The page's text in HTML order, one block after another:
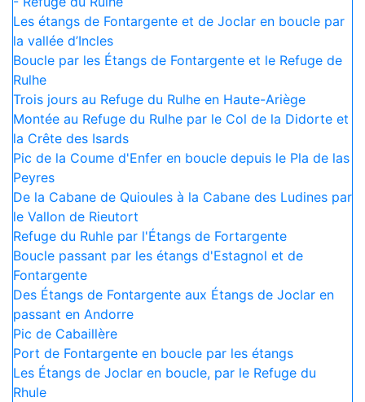
Les étangs de Fontargente et de Joclar en boucle par
la vallée d’Incles
Boucle par les Étangs de Fontargente et le Refuge de
Rulhe
Trois jours au Refuge du Rulhe en Haute-Ariège
Montée au Refuge du Rulhe par le Col de la Didorte et
la Crête des Isards
Pic de la Coume d'Enfer en boucle depuis le Pla de las
Peyres
De la Cabane de Quioules à la Cabane des Ludines par
le Vallon de Rieutort
Refuge du Ruhle par l'Étangs de Fortargente
Boucle passant par les étangs d'Estagnol et de
Fontargente
Des Étangs de Fontargente aux Étangs de Joclar en
passant en Andorre
Pic de Cabaillère
Port de Fontargente en boucle par les étangs
Les Étangs de Joclar en boucle, par le Refuge du
Rhule